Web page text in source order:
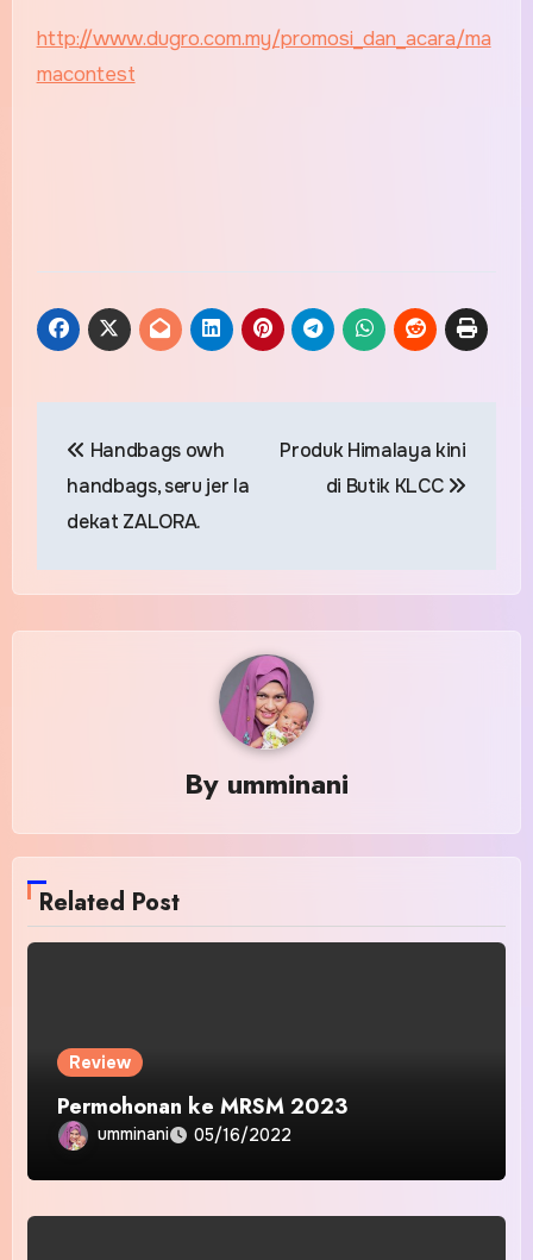
http://www.dugro.com.my/promosi_dan_acara/ma
macontest
navigation
Handbags owh
handbags, seru jer la
dekat ZALORA.
Produk Himalaya kini
di Butik KLCC
By umminani
Related Post
Review
Permohonan ke MRSM 2023
umminani 05/16/2022